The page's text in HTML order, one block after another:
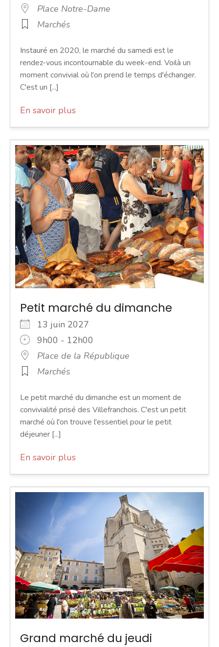
Place Notre-Dame
Marchés
Instauré en 2020, le marché du samedi est le
rendez-vous incontournable du week-end. Voilà un
moment convivial où l'on prend le temps d'échanger.
C'est un [...]
En savoir plus
Petit marché du dimanche
13 juin 2027
9h00 - 12h00
Place de la République
Marchés
Le petit marché du dimanche est un moment de
convivialité prisé des Villefranchois. C'est un petit
marché où l'on trouve l'essentiel pour le petit
déjeuner [...]
En savoir plus
Grand marché du jeudi